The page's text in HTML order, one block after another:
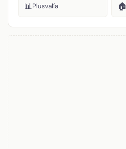
📊Plusvalía 🏠